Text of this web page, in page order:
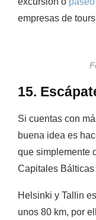
empresas de
15.
Si cuentas con
buena idea es
que simplemente
Capitales
Helsinki y Tallin
unos 80 km, por